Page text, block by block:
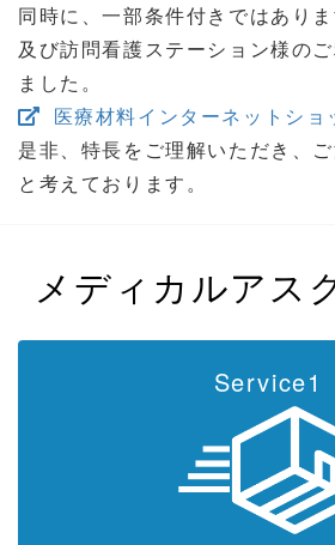
同時に、一部条件付きではあり
及び訪問看護ステーション様の
ました。
医療材料インターネットショ
是非、特長をご理解いただき、
と考えております。
メディカルアス
Service1